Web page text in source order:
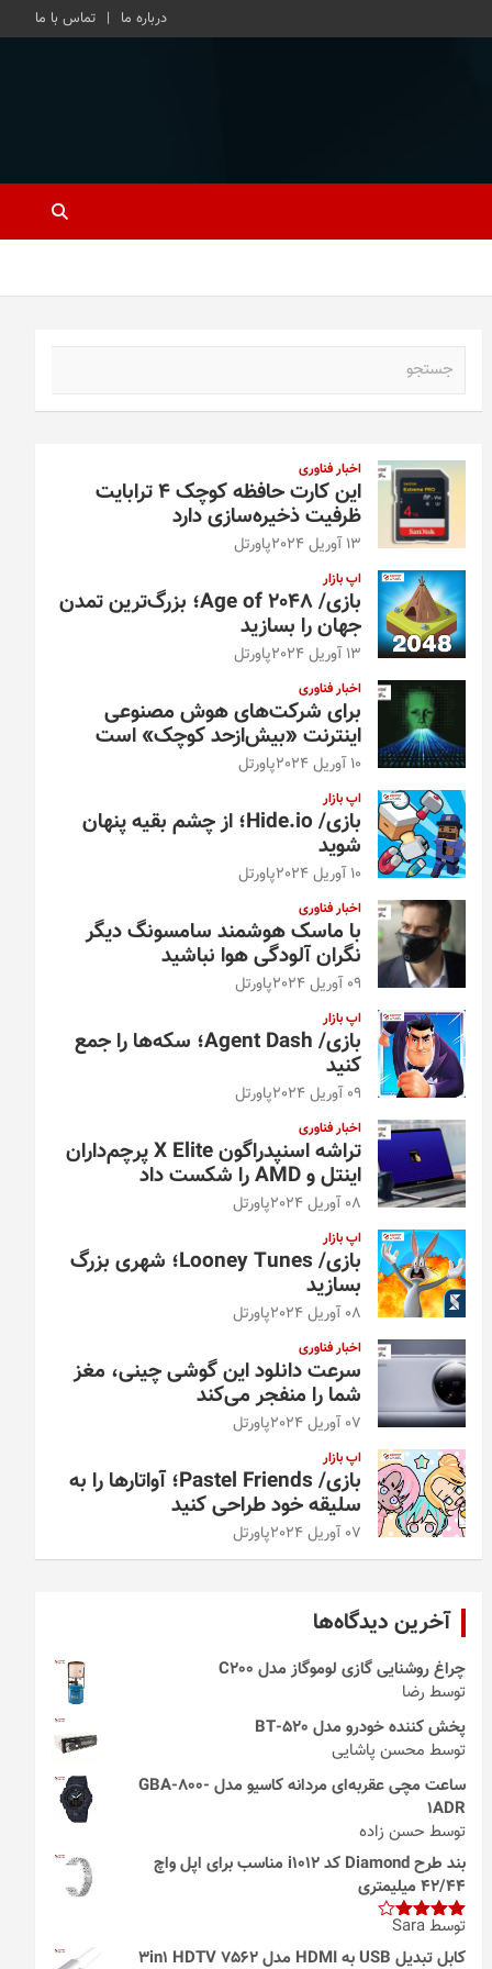
درباره ما تماس با ما
اخبار فناوری
این کارت حافظه کوچک ۴ ترابایت
ظرفیت ذخیره‌سازی دارد
13 آوریل 2024 پاورتل
اپ بازار
بازی/ Age of 2048؛ بزرگ‌ترین تمدن
جهان را بسازید
13 آوریل 2024 پاورتل
اخبار فناوری
برای شرکت‌های هوش مصنوعی
اینترنت «بیش‌از‌حد کوچک» است
10 آوریل 2024 پاورتل
اپ بازار
بازی/ Hide.io؛ از چشم بقیه پنهان
شوید
10 آوریل 2024 پاورتل
اخبار فناوری
با ماسک هوشمند سامسونگ دیگر
نگران آلودگی هوا نباشید
09 آوریل 2024 پاورتل
اپ بازار
بازی/ Agent Dash؛ سکه‌ها را جمع
کنید
09 آوریل 2024 پاورتل
اخبار فناوری
تراشه اسنپدراگون X Elite پرچم‌داران
اینتل و AMD را شکست داد
08 آوریل 2024 پاورتل
اپ بازار
بازی/ Looney Tunes؛ شهری بزرگ
بسازید
08 آوریل 2024 پاورتل
اخبار فناوری
سرعت دانلود این گوشی چینی، مغز
شما را منفجر می‌کند
07 آوریل 2024 پاورتل
اپ بازار
بازی/ Pastel Friends؛ آواتارها را به
سلیقه خود طراحی کنید
07 آوریل 2024 پاورتل
آخرین دیدگاه‌ها
چراغ روشنایی گازی لوموگاز مدل C200
توسط رضا
پخش کننده خودرو مدل 520-BT
توسط محسن پاشایی
ساعت مچی عقربه‌ای مردانه کاسیو مدل GBA-800-
1ADR
توسط حسن زاده
بند طرح Diamond کد i1012 مناسب برای اپل واچ
42/44 میلیمتری
امتیاز4
از 5
توسط Sara
کابل تبدیل USB به HDMI مدل 3in1 HDTV 7562